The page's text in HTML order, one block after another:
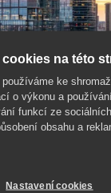
na této
ke
o výkonu a
funkcí ze
obsahu a
Nastavení cookies